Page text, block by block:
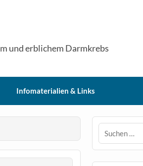
und erblichem Darmkrebs
Infomaterialien & Links